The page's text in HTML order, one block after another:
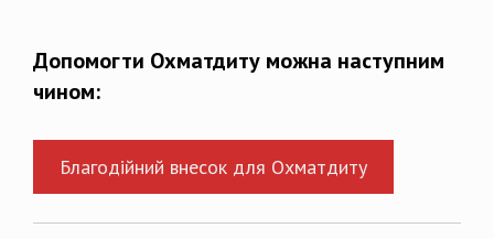
Допомогти Охматдиту можна наступним
чином:
Благодійний внесок для Охматдиту